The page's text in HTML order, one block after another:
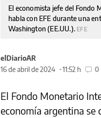
El economista jefe del Fondo
habla con EFE durante una
Washington (EE.UU.). EFE
elDiarioAR
16 de abril de 2024
11:52 h 0
El Fondo Monetario
economía argentina se